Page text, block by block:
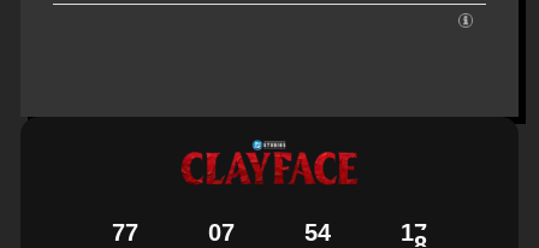
77 07 54 17